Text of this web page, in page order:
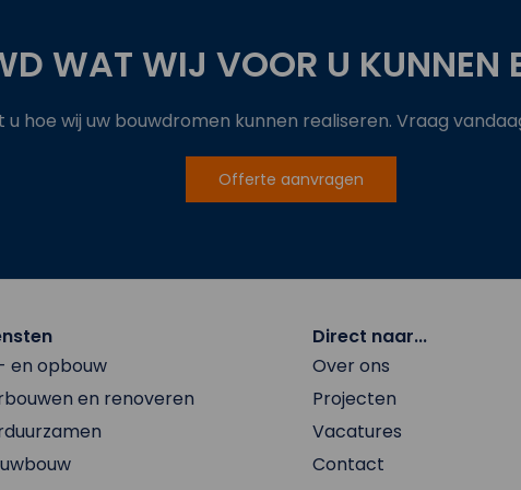
WAT WIJ VOOR U KUNNEN
hoe wij uw bouwdromen kunnen realiseren. Vraag
Offerte aanvragen
en opbouw
en renoveren
Direct naar...
Over ons
Projecten
Vacatures
Contact